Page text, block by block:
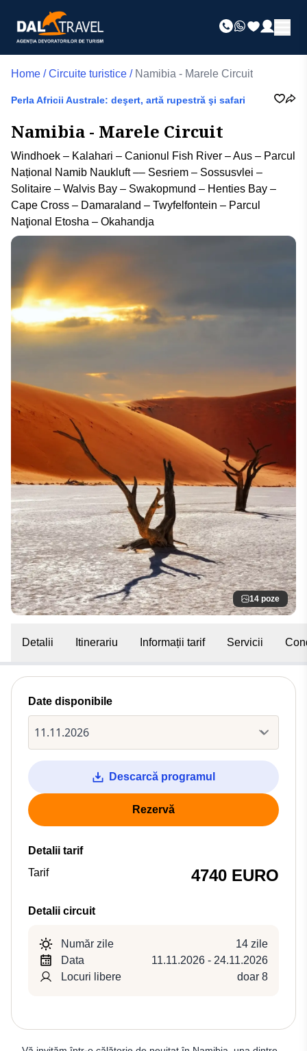
Home / Circuite turistice / Namibia - Marele Circuit
Perla Africii Australe: deşert, artă rupestră şi safari
Namibia - Marele Circuit
Windhoek – Kalahari – Canionul Fish River – Aus – Parcul
Național Namib Naukluft –– Sesriem – Sossusvlei –
Solitaire – Walvis Bay – Swakopmund – Henties Bay –
Cape Cross – Damaraland – Twyfelfontein – Parcul
Naţional Etosha – Okahandja
14 poze
Detalii Itinerariu Informații tarif Servicii
Date disponibile
Descarcă programul
Rezervă
Detalii tarif
Tarif
4740 EURO
Detalii circuit
Număr zile
14 zile
Data
11.11.2026 - 24.11.2026
Locuri libere
doar 8